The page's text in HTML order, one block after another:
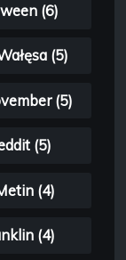
(6)
(5)
(5)
(5)
(4)
(4)